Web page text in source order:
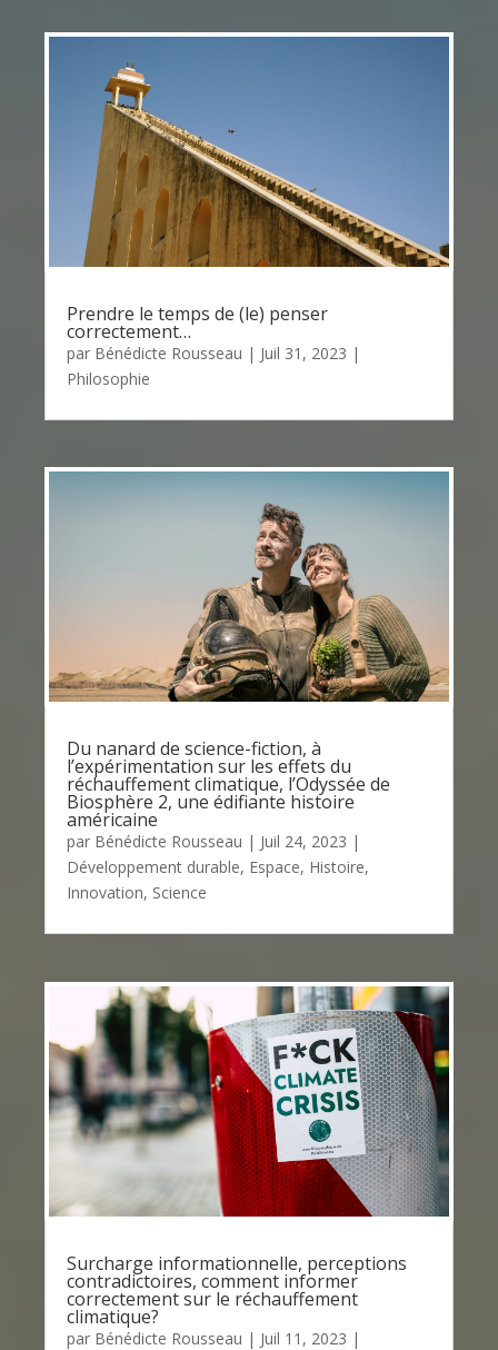
Prendre le temps de (le) penser
correctement…
par Bénédicte Rousseau | Juil 31, 2023 |
Philosophie
Du nanard de science-fiction, à
l’expérimentation sur les effets du
réchauffement climatique, l’Odyssée de
Biosphère 2, une édifiante histoire
américaine
par Bénédicte Rousseau | Juil 24, 2023 |
Développement durable, Espace, Histoire,
Innovation, Science
Surcharge informationnelle, perceptions
contradictoires, comment informer
correctement sur le réchauffement
climatique?
par Bénédicte Rousseau | Juil 11, 2023 |